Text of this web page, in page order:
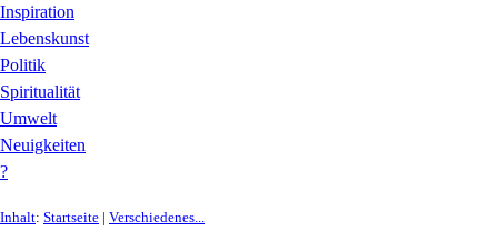
Inspiration
Lebenskunst
Politik
Spiritualität
Umwelt
Neuigkeiten
?
Inhalt: Startseite | Verschiedenes...